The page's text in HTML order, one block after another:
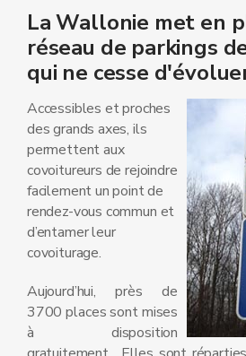
La Wallonie met en
réseau de parkings
qui ne cesse
Accessibles et proches
des grands axes, ils
permettent aux
covoitureurs de rejoindre
facilement un point de
rendez-vous commun et
d’entamer leur
covoiturage.
Aujourd’hui, près de
3700 places sont mises
à disposition